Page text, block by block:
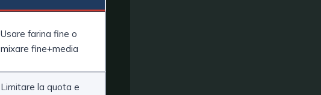
Usare farina fine o
mixare fine+media
Limitare la quota e